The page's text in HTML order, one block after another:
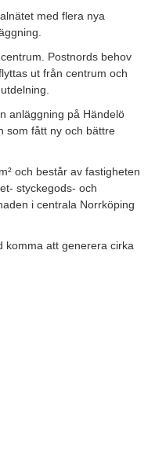
med flera nya
Postnords behov
ut från centrum och
anläggning på Händelö
som fått ny och bättre
och består av fastigheten
styckegods- och
i centrala Norrköping
komma att generera cirka